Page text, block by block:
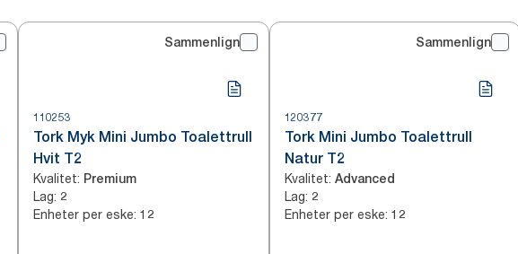
Sammenlign
110253
Tork Myk Mini Jumbo Toalettrull
Hvit T2
Kvalitet: Premium
Lag: 2
Enheter per eske: 12
Sammenlign
120377
Tork Mini Jumbo Toalettrull
Natur T2
Kvalitet: Advanced
Lag: 2
Enheter per eske: 12